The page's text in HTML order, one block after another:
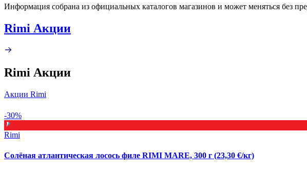
Информация собрана из официальных каталогов магазинов и может меняться без
Rimi Акции
Rimi Акции
Акции Rimi
-30%
Rimi
Солёная атлантическая лосось филе RIMI MARE, 300 г (23,30 €/кг)